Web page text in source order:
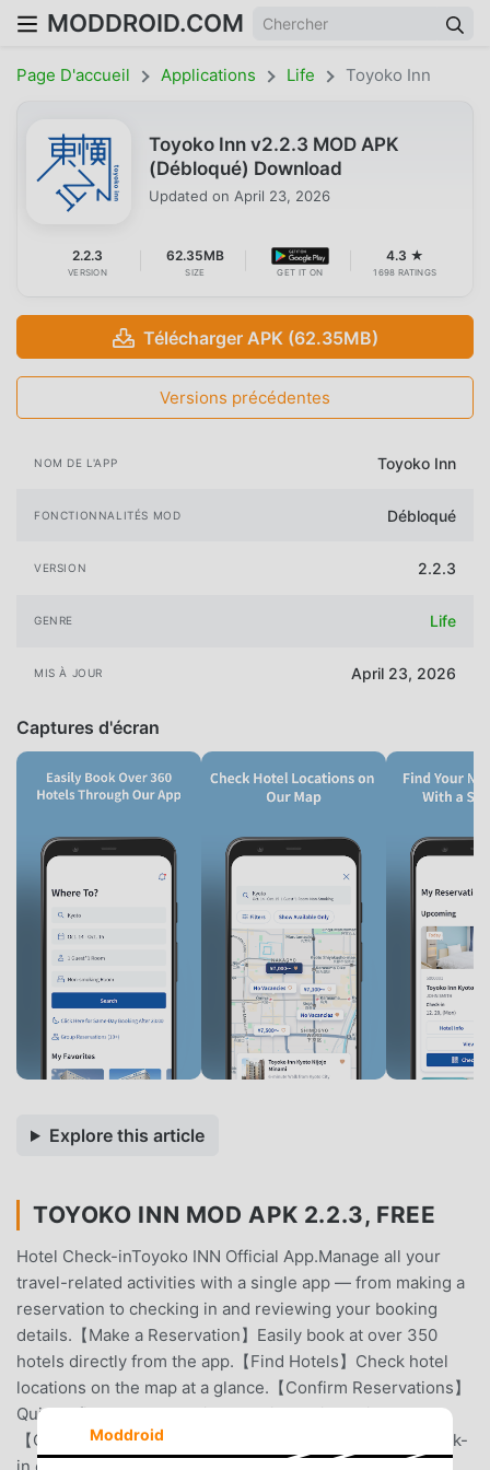
MODDROID.COM
Page D'accueil Applications Life Toyoko Inn
Toyoko Inn v2.2.3 MOD APK
(Débloqué) Download
Updated on April 23, 2026
2.2.3
VERSION
62.35MB
SIZE GET IT ON
4.3 ★
1698 RATINGS
Télécharger APK (62.35MB)
Versions précédentes
NOM DE L'APP Toyoko Inn
FONCTIONNALITÉS MOD Débloqué
VERSION 2.2.3
GENRE Life
MIS À JOUR April 23, 2026
Captures d'écran
Explore this article
TOYOKO INN MOD APK 2.2.3, FREE
Hotel Check-inToyoko INN Official App.Manage all your
travel-related activities with a single app — from making a
reservation to checking in and reviewing your booking
details.【Make a Reservation】Easily book at over 350
hotels directly from the app.【Find Hotels】Check hotel
locations on the map at a glance.【Confirm Reservations】
Quickly find your upcoming bookings with a single tap.
【Check In】Easily display your QR code for a swift check-
Moddroid